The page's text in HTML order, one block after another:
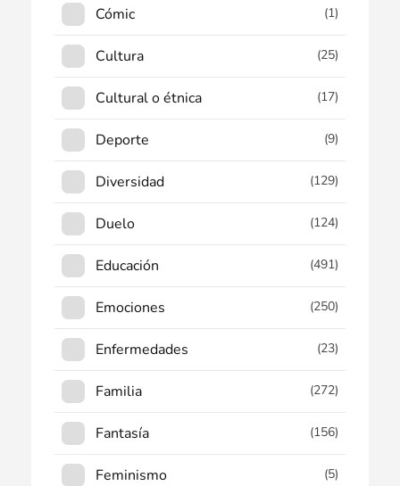
Cómic (1)
Cultura (25)
Cultural o étnica (17)
Deporte (9)
Diversidad (129)
Duelo (124)
Educación (491)
Emociones (250)
Enfermedades (23)
Familia (272)
Fantasía (156)
Feminismo (5)